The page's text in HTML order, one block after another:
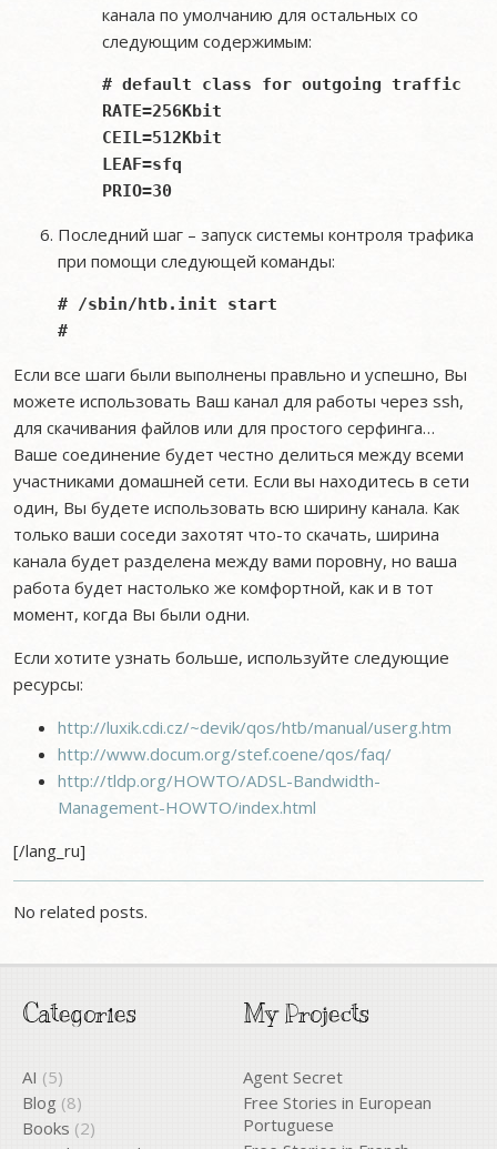
канала по умолчанию для остальных со
следующим содержимым:
# default class for outgoing traffic
RATE=256Kbit
CEIL=512Kbit
LEAF=sfq
Последний шаг – запуск системы контроля трафика
при помощи следующей команды:
# /sbin/htb.init start
Если все шаги были выполнены правльно и успешно, Вы
можете использовать Ваш канал для работы через ssh,
для скачивания файлов или для простого серфинга…
Ваше соединение будет честно делиться между всеми
участниками домашней сети. Если вы находитесь в сети
один, Вы будете использовать всю ширину канала. Как
только ваши соседи захотят что-то скачать, ширина
канала будет разделена между вами поровну, но ваша
работа будет настолько же комфортной, как и в тот
момент, когда Вы были одни.
Если хотите узнать больше, используйте следующие
ресурсы:
http://luxik.cdi.cz/~devik/qos/htb/manual/userg.htm
http://www.docum.org/stef.coene/qos/faq/
http://tldp.org/HOWTO/ADSL-Bandwidth-
Management-HOWTO/index.html
[/lang_ru]
No related posts.
Categories
AI (5)
Blog (8)
Books (2)
My Projects
Agent Secret
Free Stories in European
Portuguese